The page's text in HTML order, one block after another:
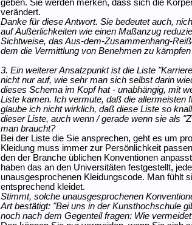
geben. Sie werden merken, dass sich die
verändert.
Danke für diese Antwort. Sie bedeutet auch,
auf Äußerlichkeiten wie einen Maßanzug
Sichtweise, das Aus-dem-Zusammenhang-
dem die Vermittlung von Benehmen zu kämpfen
3. Ein weiterer Ansatzpunkt ist die Liste
nicht nur auf, wie sehr man sich selbst darin
dieses Schema im Kopf hat - unabhängig, mit
Liste kamen. Ich vermute, daß die allermeisten
glaube ich nicht wirklich, daß diese Liste so
dieser Liste, auch wenn / gerade wenn sie als
man braucht?
Bei der Liste die Sie ansprechen, geht es um
Kleidung muss immer zur Persönlichkeit
den der Branche üblichen Konventionen
haben das an den Universitäten festgestellt,
unausgesprochenen Kleidungscode. Man fühlt
entsprechend kleidet.
Stimmt, solche unausgesprochenen
Art bestätigt: "Bei uns in der Kunsthochschule
noch nach dem Gegenteil fragen: Wie